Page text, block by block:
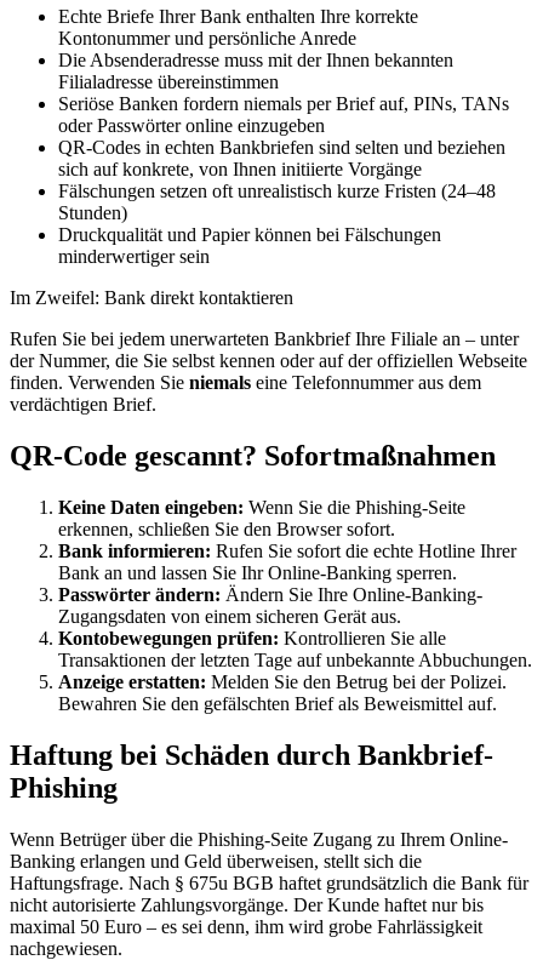
Echte Briefe Ihrer Bank enthalten Ihre korrekte
Kontonummer und persönliche Anrede
Die Absenderadresse muss mit der Ihnen bekannten
Filialadresse übereinstimmen
Seriöse Banken fordern niemals per Brief auf, PINs, TANs
oder Passwörter online einzugeben
QR-Codes in echten Bankbriefen sind selten und beziehen
sich auf konkrete, von Ihnen initiierte Vorgänge
Fälschungen setzen oft unrealistisch kurze Fristen (24–48
Stunden)
Druckqualität und Papier können bei Fälschungen
minderwertiger sein
Im Zweifel: Bank direkt kontaktieren
Rufen Sie bei jedem unerwarteten Bankbrief Ihre Filiale an – unter
der Nummer, die Sie selbst kennen oder auf der offiziellen Webseite
finden. Verwenden Sie niemals eine Telefonnummer aus dem
verdächtigen Brief.
QR-Code gescannt? Sofortmaßnahmen
Keine Daten eingeben: Wenn Sie die Phishing-Seite
erkennen, schließen Sie den Browser sofort.
Bank informieren: Rufen Sie sofort die echte Hotline Ihrer
Bank an und lassen Sie Ihr Online-Banking sperren.
Passwörter ändern: Ändern Sie Ihre Online-Banking-
Zugangsdaten von einem sicheren Gerät aus.
Kontobewegungen prüfen: Kontrollieren Sie alle
Transaktionen der letzten Tage auf unbekannte Abbuchungen.
Anzeige erstatten: Melden Sie den Betrug bei der Polizei.
Bewahren Sie den gefälschten Brief als Beweismittel auf.
Haftung bei Schäden durch Bankbrief-
Phishing
Wenn Betrüger über die Phishing-Seite Zugang zu Ihrem Online-
Banking erlangen und Geld überweisen, stellt sich die
Haftungsfrage. Nach § 675u BGB haftet grundsätzlich die Bank für
nicht autorisierte Zahlungsvorgänge. Der Kunde haftet nur bis
maximal 50 Euro – es sei denn, ihm wird grobe Fahrlässigkeit
nachgewiesen.